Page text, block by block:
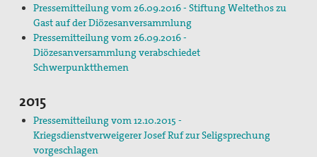
Pressemitteilung vom 26.09.2016 - Stiftung Weltethos zu
Gast auf der Diözesanversammlung
Pressemitteilung vom 26.09.2016 -
Diözesanversammlung verabschiedet
Schwerpunktthemen
2015
Pressemitteilung vom 12.10.2015 -
Kriegsdienstverweigerer Josef Ruf zur Seligsprechung
vorgeschlagen